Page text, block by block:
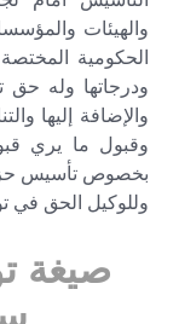
والهيئات
الحكومية
ودرجاتها وله حق
والإضافة إليها
وقبول ما يري
بخصوص تأسيس
وللوكيل الحق في
صيغة